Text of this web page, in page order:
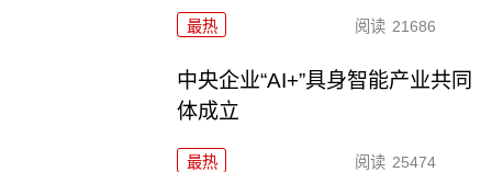
最热 阅读 21686
中央企业“AI+”具身智能产业共同
体成立
最热 阅读 25474